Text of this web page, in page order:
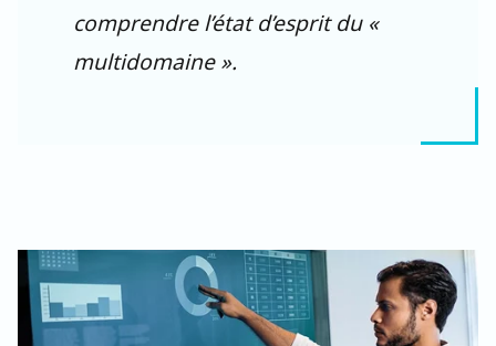
comprendre l’état d’esprit du «
multidomaine ».